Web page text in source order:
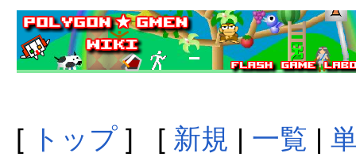
[ トップ] [ 新規 | 一覧 |